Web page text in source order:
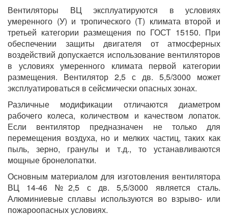
Вентиляторы ВЦ эксплуатируются в условиях
умеренного (У) и тропического (Т) климата второй и
третьей категории размещения по ГОСТ 15150. При
обеспечении защиты двигателя от атмосферных
воздействий допускается использование вентиляторов
в условиях умеренного климата первой категории
размещения. Вентилятор 2,5 с дв. 5,5/3000 может
эксплуатироваться в сейсмически опасных зонах.
Различные модификации отличаются диаметром
рабочего колеса, количеством и качеством лопаток.
Если вентилятор предназначен не только для
перемещения воздуха, но и мелких частиц, таких как
пыль, зерно, гранулы и т.д., то устанавливаются
мощные бронелопатки.
Основным материалом для изготовления вентилятора
ВЦ 14-46 №2,5 с дв. 5,5/3000 является сталь.
Алюминиевые сплавы используются во взрыво- или
пожароопасных условиях.